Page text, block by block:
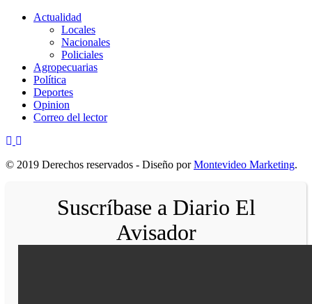
Actualidad
Locales
Nacionales
Policiales
Agropecuarias
Política
Deportes
Opinion
Correo del lector
© 2019 Derechos reservados - Diseño porMontevideo Marketing.
Suscríbase a Diario El
Avisador